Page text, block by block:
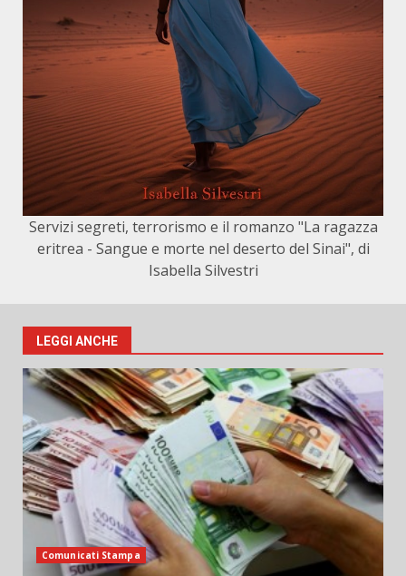
Servizi segreti, terrorismo e il romanzo "La ragazza
eritrea - Sangue e morte nel deserto del Sinai", di
Isabella Silvestri
LEGGI ANCHE
Comunicati Stampa